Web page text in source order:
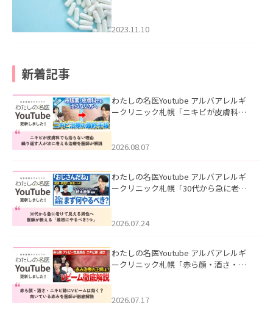
2023.11.10
新着記事
わたしの名医Youtube アルバアレルギ
ークリニック札幌「ニキビが皮膚科で
ました。
2026.08.07
わたしの名医Youtube アルバアレルギ
ークリニック札幌「30代から急に老け
た。
2026.07.24
わたしの名医Youtube アルバアレルギ
ークリニック札幌「赤ら顔・酒さ・ニ
した。
2026.07.17